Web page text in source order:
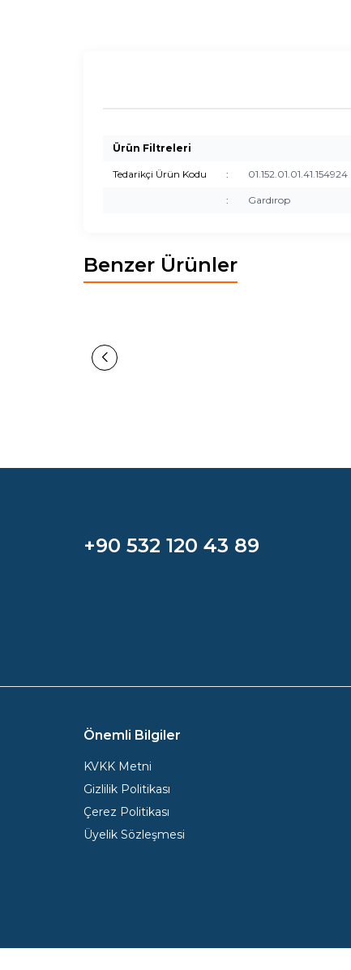
Ürün Filtreleri
Tedarikçi Ürün Kodu : 01.152.01.01.41.154924
: Gardırop
Benzer Ürünler
+90 532 120 43 89
Önemli Bilgiler
KVKK Metni
Gizlilik Politikası
Çerez Politikası
Üyelik Sözleşmesi